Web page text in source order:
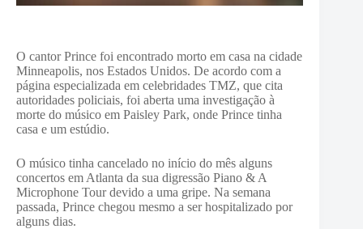
O cantor Prince foi encontrado morto em casa na cidade
Minneapolis, nos Estados Unidos. De acordo com a
página especializada em celebridades TMZ, que cita
autoridades policiais, foi aberta uma investigação à
morte do músico em Paisley Park, onde Prince tinha
casa e um estúdio.
O músico tinha cancelado no início do mês alguns
concertos em Atlanta da sua digressão Piano & A
Microphone Tour devido a uma gripe. Na semana
passada, Prince chegou mesmo a ser hospitalizado por
alguns dias.